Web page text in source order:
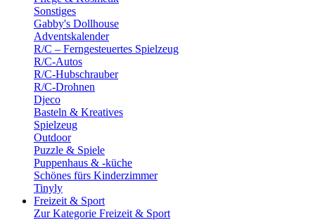
Sonstiges
Gabby's Dollhouse
Adventskalender
R/C – Ferngesteuertes Spielzeug
R/C-Autos
R/C-Hubschrauber
R/C-Drohnen
Djeco
Basteln & Kreatives
Spielzeug
Outdoor
Puzzle & Spiele
Puppenhaus & -küche
Schönes fürs Kinderzimmer
Tinyly
Freizeit & Sport
Zur Kategorie Freizeit & Sport